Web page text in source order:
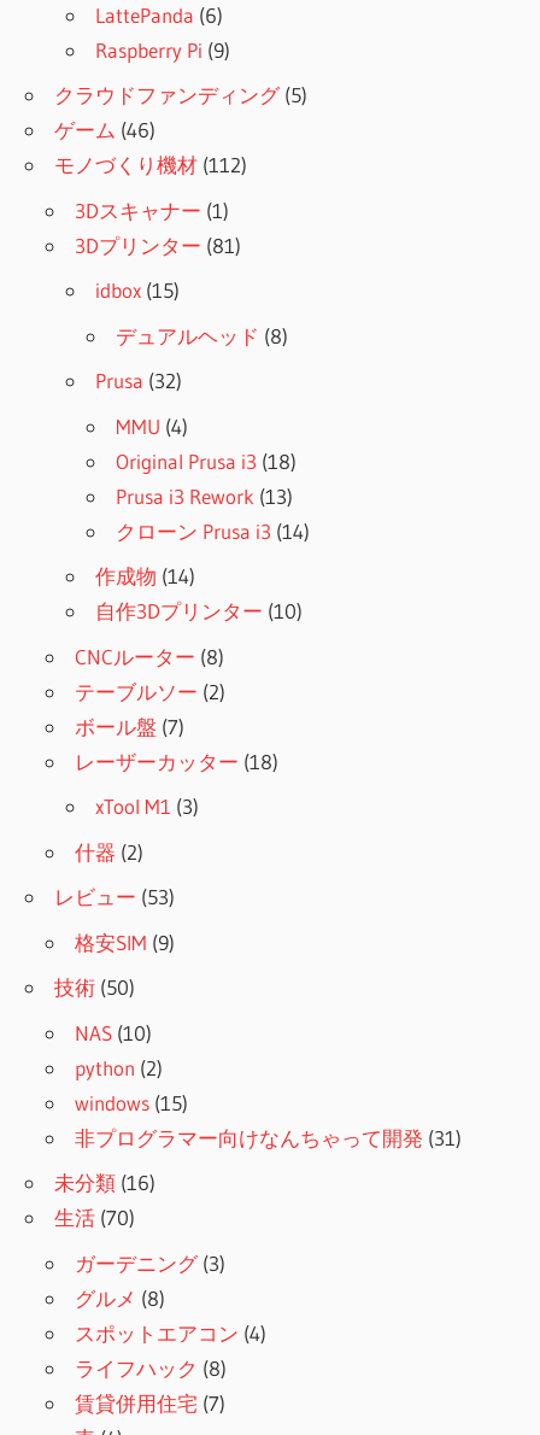
LattePanda (6)
Raspberry Pi (9)
クラウドファンディング(5)
ゲーム (46)
モノづくり機材 (112)
3Dスキャナー (1)
3Dプリンター (81)
idbox (15)
デュアルヘッド (8)
Prusa (32)
MMU (4)
Original Prusa i3 (18)
Prusa i3 Rework (13)
クローン Prusa i3 (14)
作成物 (14)
自作3Dプリンター (10)
CNCルーター (8)
テーブルソー (2)
ボール盤 (7)
レーザーカッター (18)
xTool M1 (3)
什器 (2)
レビュー (53)
格安SIM (9)
技術 (50)
NAS (10)
python (2)
windows (15)
非プログラマー向けなんちゃって開発 (31)
未分類 (16)
生活 (70)
ガーデニング(3)
グルメ (8)
スポットエアコン (4)
ライフハック (8)
賃貸併用住宅 (7)